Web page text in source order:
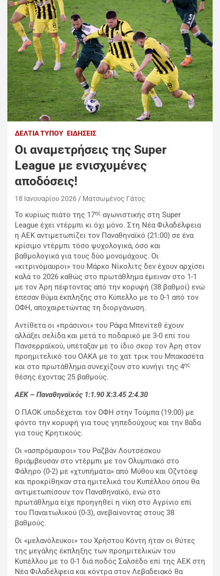
ΔΕΛΤΊΑ ΤΎΠΟΥ ΕΙΔΉΣΕΙΣ
Oι αναμετρήσεις της Super
League με ενισχυμένες
αποδόσεις!
18 Ιανουαρίου 2026 Ματσωμένος Γάτος
Το κυρίως πιάτο της 17ης αγωνιστικής στη Super
League έχει ντέρμπι κι όχι μόνο. Στη Νέα Φιλαδέλφεια
η ΑΕΚ αντιμετωπίζει τον Παναθηναϊκό (21:00) σε ένα
κρίσιμο ντέρμπι τόσο ψυχολογικά, όσο και
βαθμολογικά για τους δύο μονομάχους. Οι
«κιτρινόμαυροι» του Μάρκο Νίκολιτς δεν έχουν αρχίσει
καλά το 2026 καθώς στο πρωτάθλημα έμειναν στο 1-1
με τον Άρη πέφτοντας από την κορυφή (38 βαθμοί) ενώ
έπεσαν θύμα έκπληξης στο Κύπελλο με το 0-1 από τον
ΟΦΗ, αποχαιρετώντας τη διοργάνωση.
Αντίθετα οι «πράσινοι» του Ράφα Μπενίτεθ έχουν
αλλάξει σελίδα και μετά το ποδαρικό με 3-0 επί του
Πανσερραϊκού, υπέταξαν με το ίδιο σκορ τον Άρη στον
προημιτελικό του ΟΑΚΑ με το χατ τρικ του Μπακασέτα
και στο πρωτάθλημα συνεχίζουν στο κυνήγι της 4ης
θέσης έχοντας 25 βαθμούς.
ΑΕΚ – Παναθηναϊκός 1:1.90X:3.45 2:4.30
Ο ΠΑΟΚ υποδέχεται τον ΟΦΗ στην Τούμπα (19:00) με
φόντο την κορυφή για τους γηπεδούχους και την 8άδα
για τους Κρητικούς.
Οι «ασπρόμαυροι» του Ραζβάν Λουτσέσκου
θριάμβευσαν στο ντέρμπι με τον Ολυμπιακό στο
Φάληρο (0-2) με «χτυπήματα» από Μύθου και Οζντόεφ
και προκρίθηκαν στα ημιτελικά του Κυπέλλου όπου θα
αντιμετωπίσουν τον Παναθηναϊκό, ενώ στο
πρωτάθλημα είχε προηγηθεί η νίκη στο Αγρίνιο επί
του Παναιτωλικού (0-3), ανεβαίνοντας στους 38
βαθμούς.
Οι «μελανόλευκοι» του Χρήστου Κόντη ήταν οι θύτες
της μεγάλης έκπληξης των προημιτελικών του
Κυπέλλου με το 0-1 διά ποδός Σαλσέδο επί της ΑΕΚ στη
Νέα Φιλαδέλφεια και κόντρα στον Λεβαδειακό θα